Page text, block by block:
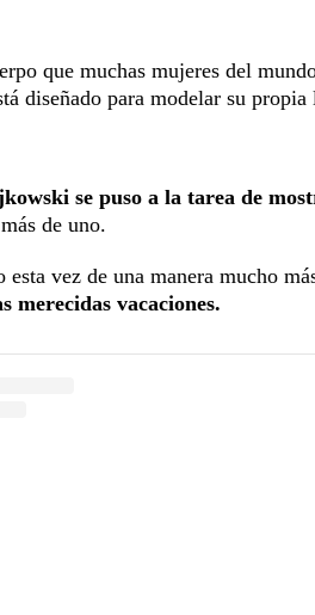
que muchas mujeres del
diseñado para modelar su
se puso a la tarea de
de uno.
vez de una manera mucho
merecidas vacaciones.